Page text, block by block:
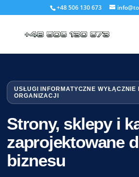
+48 506 130 673
USŁUGI INFORMATYCZNE WYŁĄCZNIE
ORGANIZACJI
Strony, sklepy i
zaprojektowane
biznesu